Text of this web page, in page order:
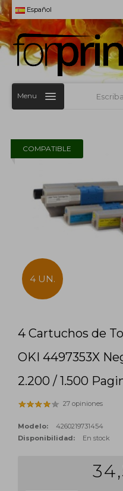
Español
Menu
COMPATIBLE
4 UN.
4 Cartuchos de
OKI 4497353X
2.200 / 1.500
27 opiniones
Modelo:
4260219731454
Disponibilidad:
En stock